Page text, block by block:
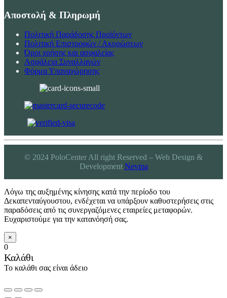
Αποστολή & Πληρωμή
Πολιτική Παράδοσης Προϊόντων
Πολιτική Επιστροφών / Ακυρώσεων
Όροι χρήσης και ασφαλείας
Ασφάλεια Συναλλαγών
Φόρμα Υπαναχώρησης
© 2024 PoloCenter All right Reserved – Web Design &
Development Nevma
Λόγω της αυξημένης κίνησης κατά την περίοδο του
Δεκαπενταύγουστου, ενδέχεται να υπάρξουν καθυστερήσεις στις
παραδόσεις από τις συνεργαζόμενες εταιρείες μεταφορών.
Ευχαριστούμε για την κατανόησή σας.
×
0
Καλάθι
Το καλάθι σας είναι άδειο